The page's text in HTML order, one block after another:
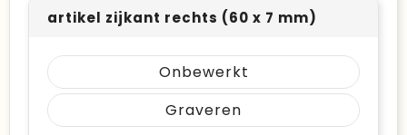
artikel zijkant rechts (60 x 7 mm)
Onbewerkt
Graveren